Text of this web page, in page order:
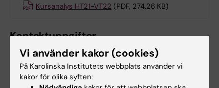
Kursanalys HT21-VT22 (PDF, 274.26 KB)
Kontaktuppgifter
Hanna Sahlin
Vi använder kakor (cookies)
På Karolinska Institutets webbplats använder vi
kakor för olika syften: